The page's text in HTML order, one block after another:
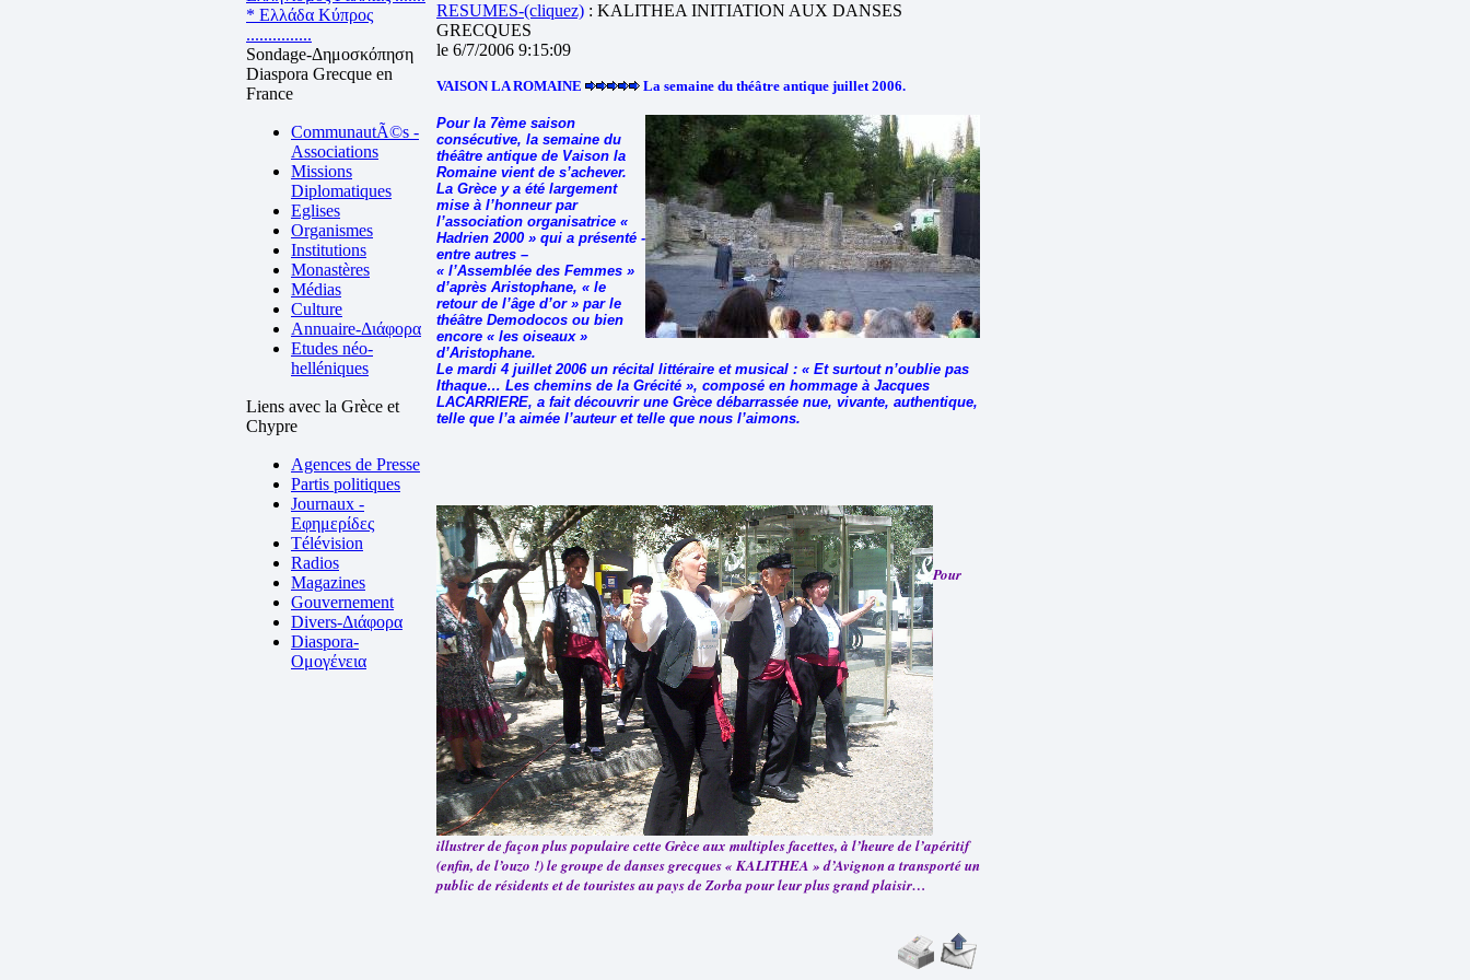
* Ελλάδα Κύπρος
...............
Sondage-Δημοσκόπηση
Diaspora Grecque en
France
CommunautÃ©s -
Associations
Missions
Diplomatiques
Eglises
Organismes
Institutions
Monastères
Médias
Culture
Annuaire-Διάφορα
Etudes néo-
helléniques
Liens avec la Grèce et
Chypre
Agences de Presse
Partis politiques
Journaux -
Εφημερίδες
Télévision
Radios
Magazines
Gouvernement
Divers-Διάφορα
Diaspora-
Ομογένεια
RESUMES-(cliquez) : KALITHEA INITIATION AUX DANSES
GRECQUES
le 6/7/2006 9:15:09
VAISON LA ROMAINE La semaine du théâtre antique juillet 2006.
Pour la 7ème saison
consécutive, la semaine du
théâtre antique de Vaison la
Romaine vient de s’achever.
La Grèce y a été largement
mise à l’honneur par
l’association organisatrice «
Hadrien 2000 » qui a présenté -
entre autres –
« l’Assemblée des Femmes »
d’après Aristophane, « le
retour de l’âge d’or » par le
théâtre Demodocos ou bien
encore « les oiseaux »
d’Aristophane.
Le mardi 4 juillet 2006 un récital littéraire et musical : « Et surtout n’oublie pas
Ithaque… Les chemins de la Grécité », composé en hommage à Jacques
LACARRIERE, a fait découvrir une Grèce débarrassée nue, vivante, authentique,
telle que l’a aimée l’auteur et telle que nous l’aimons.
Pour
illustrer de façon plus populaire cette Grèce aux multiples facettes, à l’heure de l’apéritif
(enfin, de l’ouzo !) le groupe de danses grecques « KALITHEA » d’Avignon a transporté un
public de résidents et de touristes au pays de Zorba pour leur plus grand plaisir…